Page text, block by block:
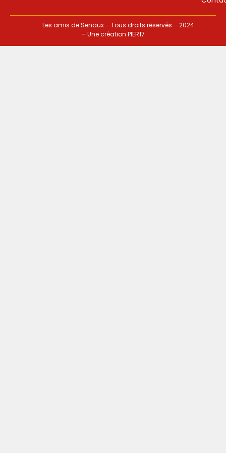
Les amis de Senaux – Tous droits réservés – 2024
– Une création PIER17